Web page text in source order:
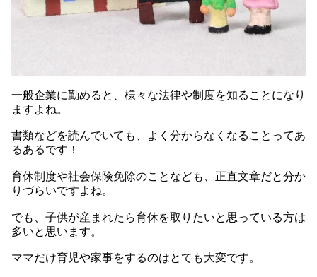
一般企業に勤めると、様々な法律や制度を知ることになり
ますよね。
書類などを読んでいても、よく分からなくなることってあ
るあるです！
育休制度や社会保険免除のことなども、正直文章だと分か
りづらいですよね。
でも、子供が産まれたら育休を取りたいと思っている方は
多いと思います。
ママだけ育児や家事をするのはとても大変です。